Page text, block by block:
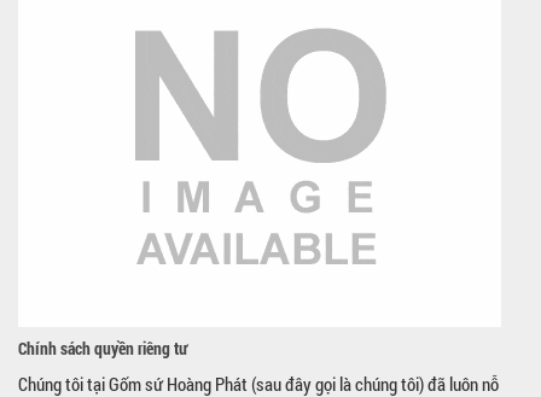
Chính sách quyền riêng tư
Chúng tôi tại Gốm sứ Hoàng Phát (sau đây gọi là chúng tôi) đã luôn nỗ